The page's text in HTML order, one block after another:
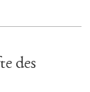
des